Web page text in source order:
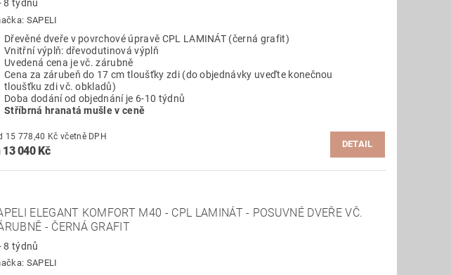
8 týdnů
SAPELI
Dřevěné dveře v povrchové úpravě CPL LAMINÁT (černá grafit)
Vnitřní výplň: dřevodutinová výplň
Uvedená cena je vč. zárubně
Cena za zárubeň do 17 cm tloušťky zdi (do objednávky uveďte konečnou
tloušťku zdi vč. obkladů)
Doba dodání od objednání je 6-10 týdnů
Stříbrná hranatá mušle v ceně
od 15 778,40 Kč včetně DPH
13 040 Kč DETAIL
ELEGANT KOMFORT M40 - CPL LAMINÁT - POSUVNÉ DVEŘE VČ.
- ČERNÁ GRAFIT
8 týdnů
SAPELI